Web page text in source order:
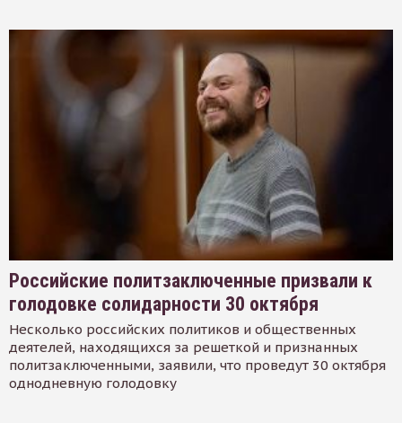
Российские политзаключенные призвали к
голодовке солидарности 30 октября
Несколько российских политиков и общественных
деятелей, находящихся за решеткой и признанных
политзаключенными, заявили, что проведут 30 октября
однодневную голодовку